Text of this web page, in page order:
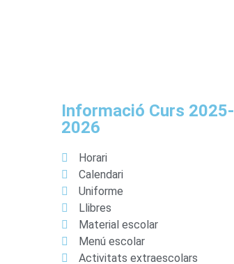
Informació Curs 2025-
2026
Horari
Calendari
Uniforme
Llibres
Material escolar
Menú escolar
Activitats extraescolars